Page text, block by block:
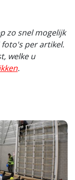
zo snel mogelijk
per artikel.
welke u
.